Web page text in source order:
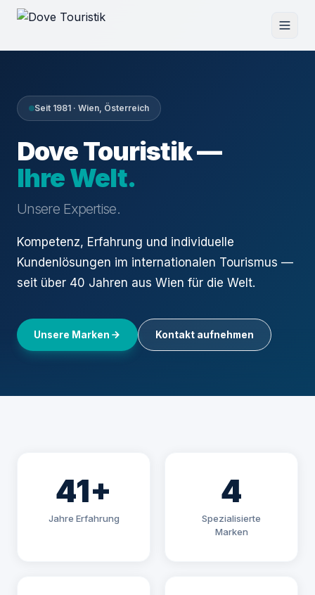
Seit 1981 · Wien, Österreich
Dove Touristik —
Ihre Welt.
Unsere Expertise.
Kompetenz, Erfahrung und individuelle
Kundenlösungen im internationalen Tourismus —
seit über 40 Jahren aus Wien für die Welt.
Unsere Marken Kontakt aufnehmen
41+
Jahre Erfahrung
4
Spezialisierte
Marken